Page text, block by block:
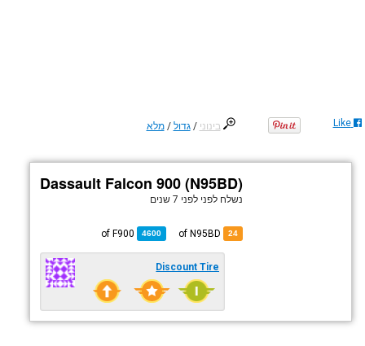
בינוני /גדול /מלא Like
Dassault Falcon 900 (N95BD)
נשלח לפני לפני 7 שנים
24
4600
F900
Discount Tire